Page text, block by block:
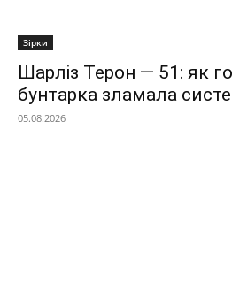
Зірки
Шарліз Терон — 51: як
бунтарка зламала
05.08.2026